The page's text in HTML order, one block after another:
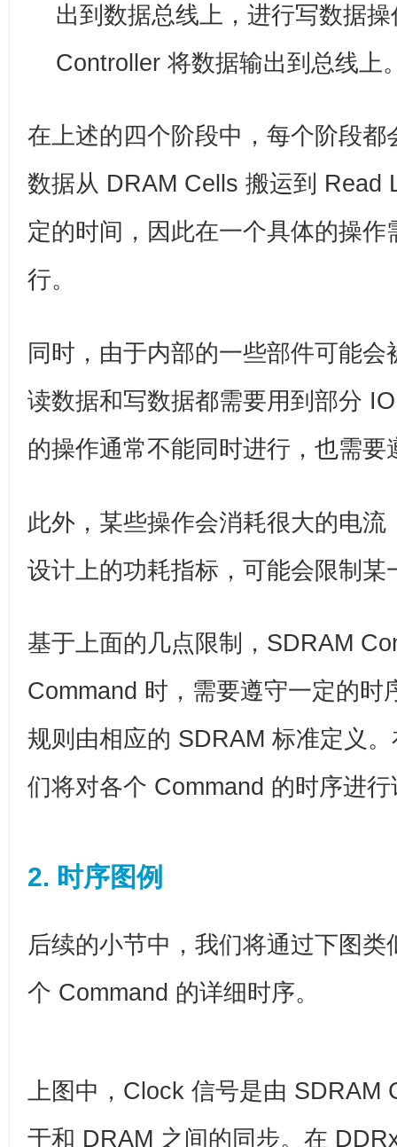
出到数据总线上，进行写数据
Controller 将数据输出到总线上
在上述的四个阶段中，每个阶段都
数据从 DRAM Cells 搬运到 Read
定的时间，因此在一个具体的操作
行。
同时，由于内部的一些部件可能
读数据和写数据都需要用到部分
的操作通常不能同时进行，也需要
此外，某些操作会消耗很大的电
设计上的功耗指标，可能会限制某
基于上面的几点限制，SDRAM
Command 时，需要遵守一定的时
规则由相应的 SDRAM 标准定义
们将对各个 Command 的时序进
2. 时序图例
后续的小节中，我们将通过下图
个 Command 的详细时序。
上图中，Clock 信号是由 SDRAM
于和 DRAM 之间的同步。在